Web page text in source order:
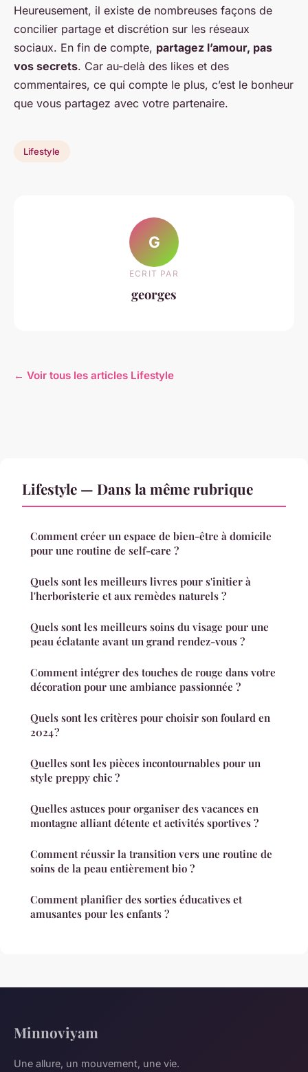
Heureusement, il existe de nombreuses façons de
concilier partage et discrétion sur les réseaux
sociaux. En fin de compte, partagez l’amour, pas
vos secrets. Car au-delà des likes et des
commentaires, ce qui compte le plus, c’est le bonheur
que vous partagez avec votre partenaire.
Lifestyle
G
ECRIT PAR
georges
← Voir tous les articles Lifestyle
Lifestyle — Dans la même rubrique
Comment créer un espace de bien-être à domicile
pour une routine de self-care ?
Quels sont les meilleurs livres pour s'initier à
l'herboristerie et aux remèdes naturels ?
Quels sont les meilleurs soins du visage pour une
peau éclatante avant un grand rendez-vous ?
Comment intégrer des touches de rouge dans votre
décoration pour une ambiance passionnée ?
Quels sont les critères pour choisir son foulard en
2024 ?
Quelles sont les pièces incontournables pour un
style preppy chic ?
Quelles astuces pour organiser des vacances en
montagne alliant détente et activités sportives ?
Comment réussir la transition vers une routine de
soins de la peau entièrement bio ?
Comment planifier des sorties éducatives et
amusantes pour les enfants ?
Minnoviyam
Une allure, un mouvement, une vie.